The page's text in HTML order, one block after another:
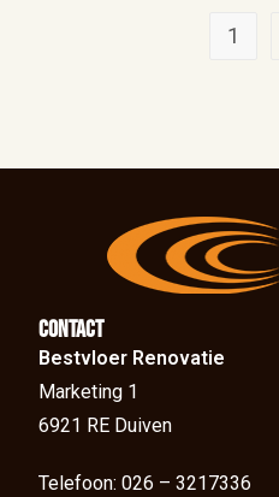
1
Contact
Bestvloer Renovatie
Marketing 1
6921 RE Duiven
Telefoon: 026 – 3217336